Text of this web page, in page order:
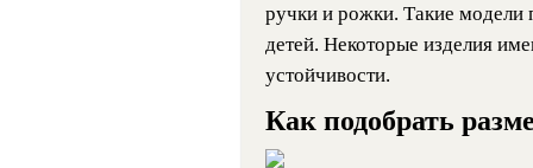
ручки и рожки. Такие модели
детей. Некоторые изделия
устойчивости.
Как подобрать